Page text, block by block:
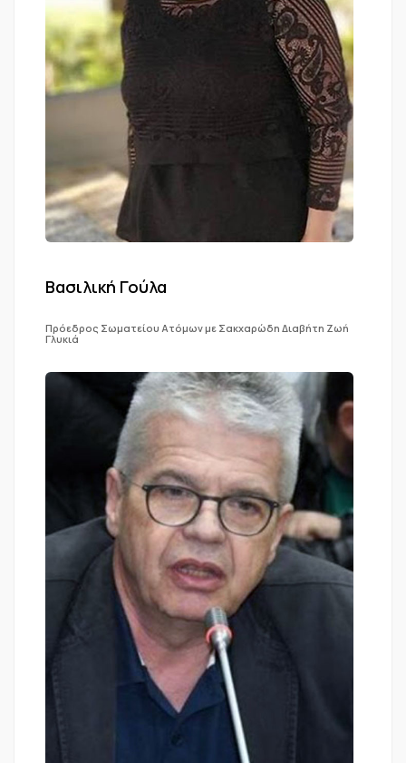
Βασιλική Γούλα
Πρόεδρος Σωματείου Ατόμων με Σακχαρώδη Διαβήτη Ζωή
Γλυκιά